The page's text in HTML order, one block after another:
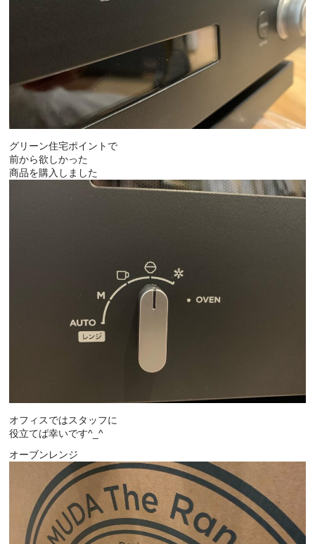
グリーン住宅ポイントで
前から欲しかった
商品を購入しました
オフィスではスタッフに
役立てば幸いです^_^
オーブンレンジ